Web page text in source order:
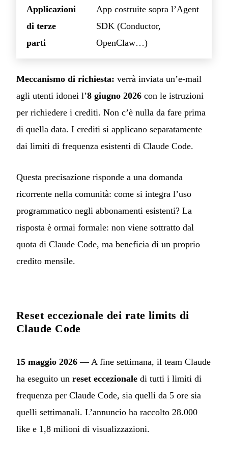
Applicazioni
di terze
parti
App costruite sopra l’Agent
SDK (Conductor,
OpenClaw…)
Meccanismo di richiesta: verrà inviata un’e-mail
agli utenti idonei l’8 giugno 2026 con le istruzioni
per richiedere i crediti. Non c’è nulla da fare prima
di quella data. I crediti si applicano separatamente
dai limiti di frequenza esistenti di Claude Code.
Questa precisazione risponde a una domanda
ricorrente nella comunità: come si integra l’uso
programmatico negli abbonamenti esistenti? La
risposta è ormai formale: non viene sottratto dal
quota di Claude Code, ma beneficia di un proprio
credito mensile.
Reset eccezionale dei rate limits di
Claude Code
15 maggio 2026 — A fine settimana, il team Claude
ha eseguito un reset eccezionale di tutti i limiti di
frequenza per Claude Code, sia quelli da 5 ore sia
quelli settimanali. L’annuncio ha raccolto 28.000
like e 1,8 milioni di visualizzazioni.